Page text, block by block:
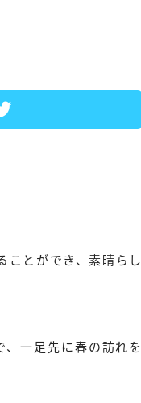
ことができ、素晴らし
一足先に春の訪れを